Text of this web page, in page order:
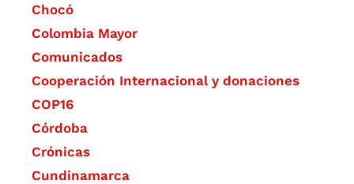
Chocó
Colombia Mayor
Comunicados
Cooperación Internacional y donaciones
COP16
Córdoba
Crónicas
Cundinamarca